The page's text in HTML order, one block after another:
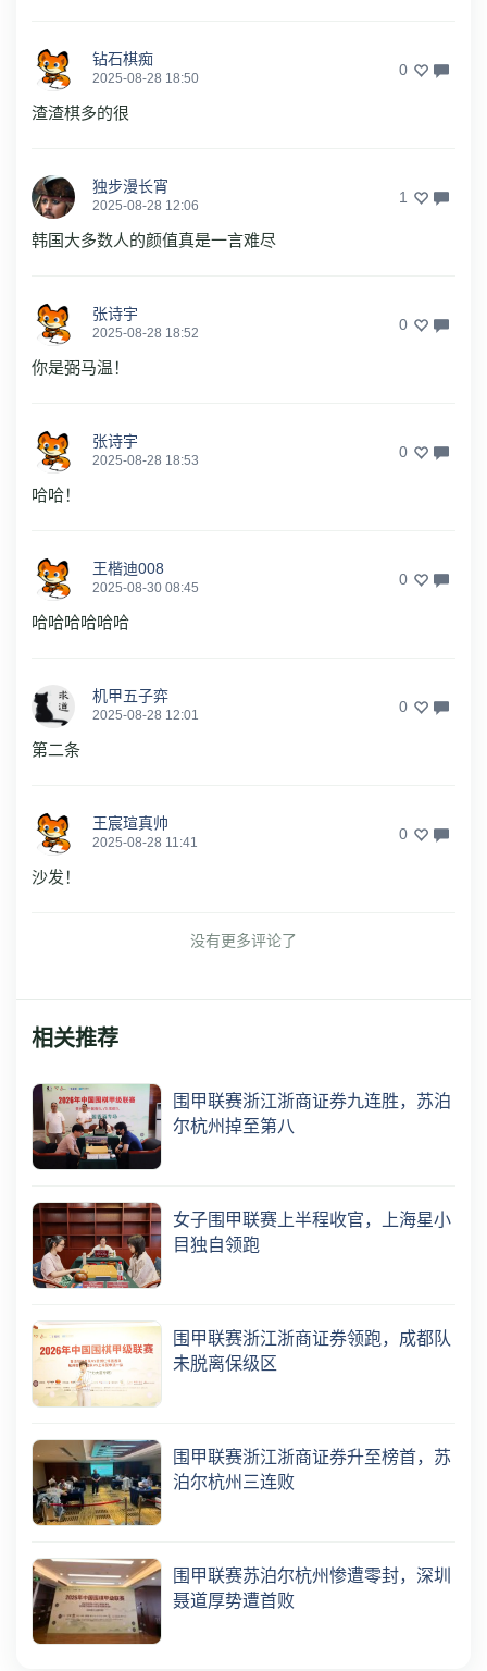
钻石棋痴
2025-08-28 18:50 0
渣渣棋多的很
独步漫长宵
2025-08-28 12:06 1
韩国大多数人的颜值真是一言难尽
张诗宇
2025-08-28 18:52 0
你是弼马温！
张诗宇
2025-08-28 18:53 0
哈哈！
王楷迪008
2025-08-30 08:45 0
哈哈哈哈哈哈
机甲五子弈
2025-08-28 12:01 0
第二条
王宸瑄真帅
2025-08-28 11:41 0
沙发！
没有更多评论了
相关推荐
围甲联赛浙江浙商证券九连胜，苏泊
尔杭州掉至第八
女子围甲联赛上半程收官，上海星小
目独自领跑
围甲联赛浙江浙商证券领跑，成都队
未脱离保级区
围甲联赛浙江浙商证券升至榜首，苏
泊尔杭州三连败
围甲联赛苏泊尔杭州惨遭零封，深圳
聂道厚势遭首败